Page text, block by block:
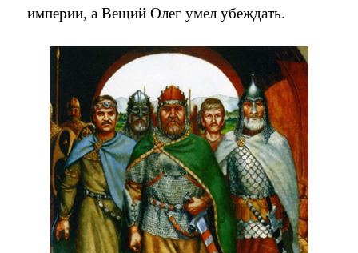
империи, а Вещий Олег умел убеждать.